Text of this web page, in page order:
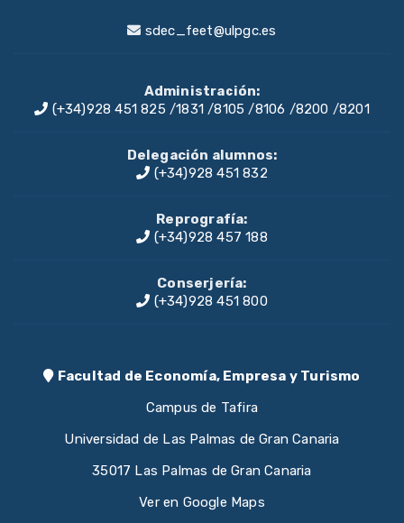
sdec_feet@ulpgc.es
Administración:
(+34)928 451 825 /1831 /8105 /8106 /8200 /8201
Delegación alumnos:
(+34)928 451 832
Reprografía:
(+34)928 457 188
Conserjería:
(+34)928 451 800
Facultad de Economía, Empresa y Turismo
Campus de Tafira
Universidad de Las Palmas de Gran Canaria
35017 Las Palmas de Gran Canaria
Ver en Google Maps